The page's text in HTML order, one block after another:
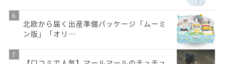
北欧から届く出産準備パッケージ「ムーミ
ン版」「オリ…